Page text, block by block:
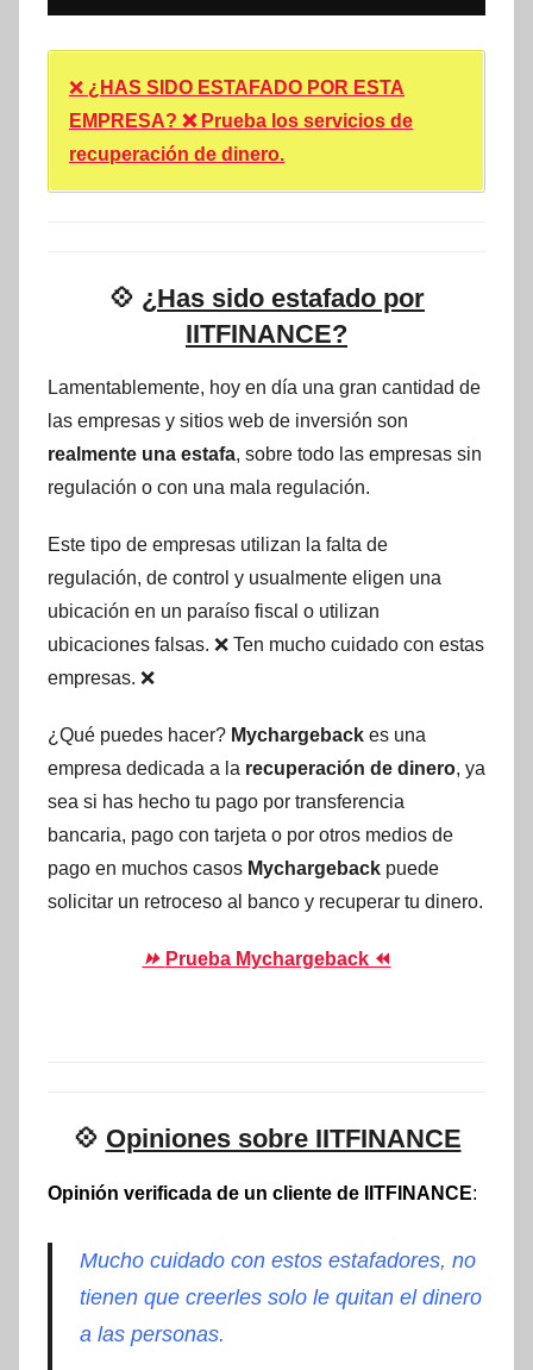
❌ ¿HAS SIDO ESTAFADO POR ESTA
EMPRESA? ❌ Prueba los servicios de
recuperación de dinero.
💠 ¿Has sido estafado por
IITFINANCE?
Lamentablemente, hoy en día una gran cantidad de
las empresas y sitios web de inversión son
realmente una estafa, sobre todo las empresas sin
regulación o con una mala regulación.
Este tipo de empresas utilizan la falta de
regulación, de control y usualmente eligen una
ubicación en un paraíso fiscal o utilizan
ubicaciones falsas. ❌ Ten mucho cuidado con estas
empresas. ❌
¿Qué puedes hacer? Mychargeback es una
empresa dedicada a la recuperación de dinero, ya
sea si has hecho tu pago por transferencia
bancaria, pago con tarjeta o por otros medios de
pago en muchos casos Mychargeback puede
solicitar un retroceso al banco y recuperar tu dinero.
⏩ Prueba Mychargeback ⏪
💠 Opiniones sobre IITFINANCE
Opinión verificada de un cliente de IITFINANCE:
Mucho cuidado con estos estafadores, no
tienen que creerles solo le quitan el dinero
a las personas.